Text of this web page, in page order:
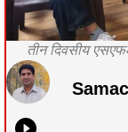
तीन दिवसीय